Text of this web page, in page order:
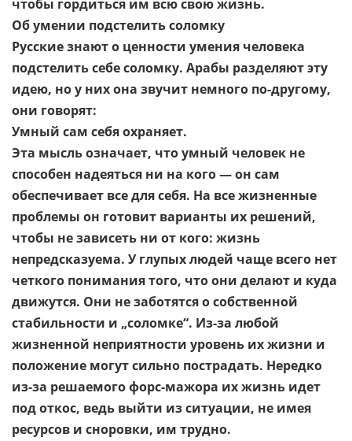
чтобы гордиться им всю свою жизнь.
Об умении подстелить соломку
Русские знают о ценности умения человека
подстелить себе соломку. Арабы разделяют эту
идею, но у них она звучит немного по-другому,
они говорят:
Умный сам себя охраняет.
Эта мысль означает, что умный человек не
способен надеяться ни на кого — он сам
обеспечивает все для себя. На все жизненные
проблемы он готовит варианты их решений,
чтобы не зависеть ни от кого: жизнь
непредсказуема. У глупых людей чаще всего нет
четкого понимания того, что они делают и куда
движутся. Они не заботятся о собственной
стабильности и „соломке“. Из-за любой
жизненной неприятности уровень их жизни и
положение могут сильно пострадать. Нередко
из-за решаемого форс-мажора их жизнь идет
под откос, ведь выйти из ситуации, не имея
ресурсов и сноровки, им трудно.